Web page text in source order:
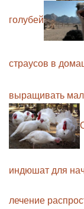
голубей
страусов в
выращивать
индюшат для
лечение